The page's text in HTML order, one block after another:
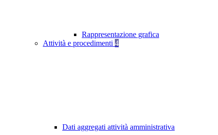
Rappresentazione grafica
Attività e procedimenti 4
Dati aggregati attività amministrativa